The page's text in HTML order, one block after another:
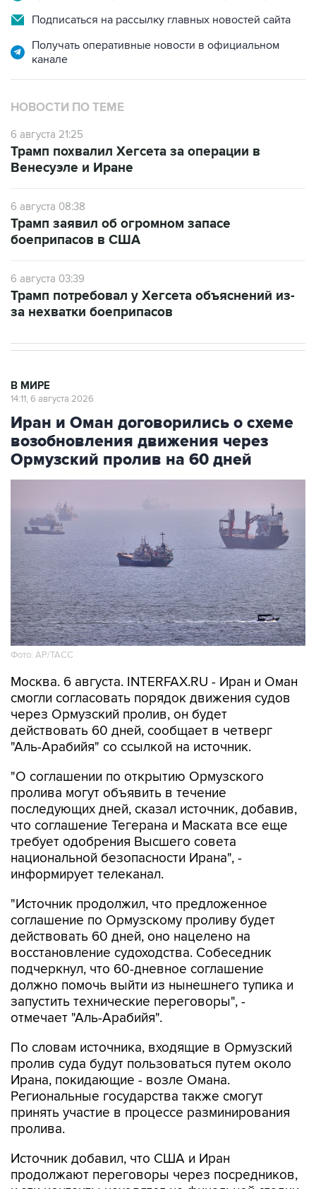
Подписаться на рассылку главных новостей сайта
Получать оперативные новости в официальном
канале
НОВОСТИ ПО ТЕМЕ
6 августа 21:25
Трамп похвалил Хегсета за операции в
Венесуэле и Иране
6 августа 08:38
Трамп заявил об огромном запасе
боеприпасов в США
6 августа 03:39
Трамп потребовал у Хегсета объяснений из-
за нехватки боеприпасов
В МИРЕ
14:11, 6 августа 2026
Иран и Оман договорились о схеме
возобновления движения через
Ормузский пролив на 60 дней
Фото: AP/ТАСС
Москва. 6 августа. INTERFAX.RU - Иран и Оман
смогли согласовать порядок движения судов
через Ормузский пролив, он будет
действовать 60 дней, сообщает в четверг
"Аль-Арабийя" со ссылкой на источник.
"О соглашении по открытию Ормузского
пролива могут объявить в течение
последующих дней, сказал источник, добавив,
что соглашение Тегерана и Маската все еще
требует одобрения Высшего совета
национальной безопасности Ирана", -
информирует телеканал.
"Источник продолжил, что предложенное
соглашение по Ормузскому проливу будет
действовать 60 дней, оно нацелено на
восстановление судоходства. Собеседник
подчеркнул, что 60-дневное соглашение
должно помочь выйти из нынешнего тупика и
запустить технические переговоры", -
отмечает "Аль-Арабийя".
По словам источника, входящие в Ормузский
пролив суда будут пользоваться путем около
Ирана, покидающие - возле Омана.
Региональные государства также смогут
принять участие в процессе разминирования
пролива.
Источник добавил, что США и Иран
продолжают переговоры через посредников,